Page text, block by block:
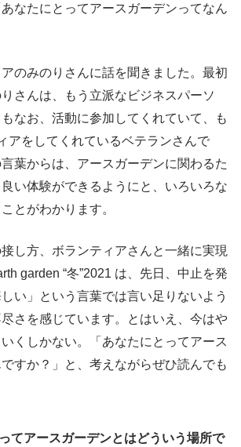
なたにとってアースガーデンってなん
のみのりさんに話を聞きました。最初
さんは、もう立派なビジネスパーソ
なお、活動に参加してくれていて、も
アをしてくれているベテランさんで
葉からは、アースガーデンに関わるた
い体験ができるようにと、いろいろな
とがわかります。
し方、ボランティアさんと一緒に実現
garden “冬”2021 は、先日、中止を発
い」という言葉では言い足りないよう
さを感じています。とはいえ、今はや
くしかない。「あなたにとってアース
すか？」と、考えながらぜひ読んでも
てアースガーデンとはどういう場所で